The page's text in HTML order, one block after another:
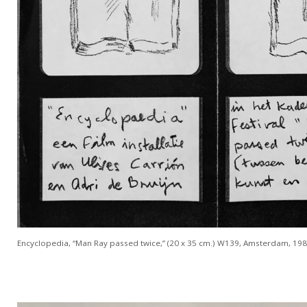
Encyclopedia, “Man Ray passed twice,” (20 x 35 cm.) W139, Amsterdam,